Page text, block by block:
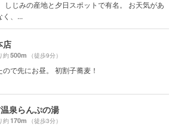
しじみの産地と夕日スポットで有名。 お天気があ
く、...
店
約500m （徒歩9分）
ので先にお昼。 初割子蕎麦！
泉らんぷの湯
約170m （徒歩3分）